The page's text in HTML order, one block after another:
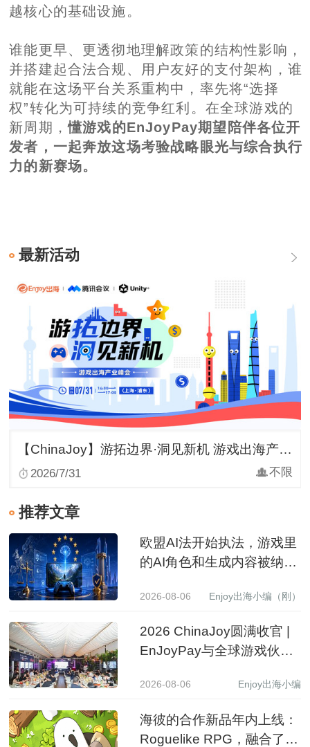
越核心的基础设施。
谁能更早、更透彻地理解政策的结构性影响，
并搭建起合法合规、用户友好的支付架构，谁
就能在这场平台关系重构中，率先将“选择
权”转化为可持续的竞争红利。在全球游戏的
新周期，懂游戏的EnJoyPay期望陪伴各位开
发者，一起奔放这场考验战略眼光与综合执行
力的新赛场。
最新活动
【ChinaJoy】游拓边界·洞见新机 游戏出海产业峰会
2026/7/31 不限
推荐文章
欧盟AI法开始执法，游戏里
的AI角色和生成内容被纳入
2026-08-06 Enjoy出海小编（刚）
2026 ChinaJoy圆满收官 |
EnJoyPay与全球游戏伙伴
2026-08-06 Enjoy出海小编
海彼的合作新品年内上线：
Roguelike RPG，融合了